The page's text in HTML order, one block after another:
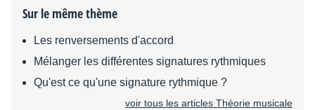
Sur le même thème
Les renversements d'accord
Mélanger les différentes signatures rythmiques
Qu'est ce qu'une signature rythmique ?
voir tous les articles Théorie musicale